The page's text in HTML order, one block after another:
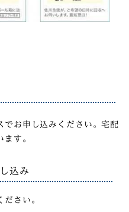
でお申し込みください。宅配
す。
込み
さい。